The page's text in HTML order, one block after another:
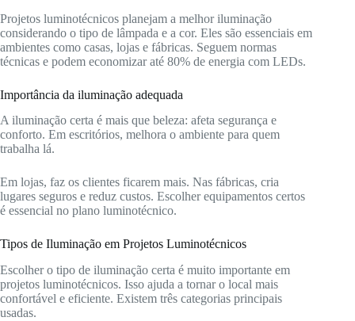
Projetos luminotécnicos planejam a melhor iluminação
considerando o tipo de lâmpada e a cor. Eles são essenciais em
ambientes como casas, lojas e fábricas. Seguem normas
técnicas e podem economizar até 80% de energia com LEDs.
Importância da iluminação adequada
A iluminação certa é mais que beleza: afeta segurança e
conforto. Em escritórios, melhora o ambiente para quem
trabalha lá.
Em lojas, faz os clientes ficarem mais. Nas fábricas, cria
lugares seguros e reduz custos. Escolher equipamentos certos
é essencial no plano luminotécnico.
Tipos de Iluminação em Projetos Luminotécnicos
Escolher o tipo de iluminação certa é muito importante em
projetos luminotécnicos. Isso ajuda a tornar o local mais
confortável e eficiente. Existem três categorias principais
usadas.